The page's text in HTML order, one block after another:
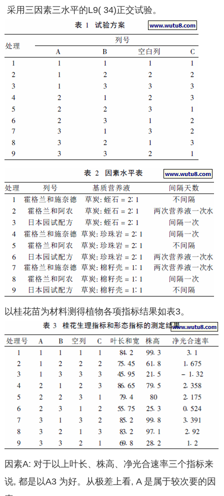
采用三因素三水平的L9( 34)正交试验。
以桂花苗为材料测得植物各项指标结果如表3。
因素A: 对于以上叶长、株高、净光合速率三个指标来
说, 都是以A3 为好。从极差上看, A 是属于较次要的因